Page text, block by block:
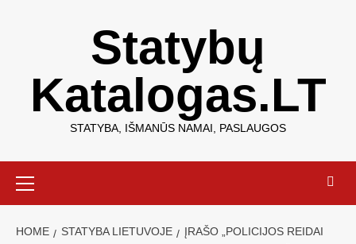
Statybų
Katalogas.LT
STATYBA, IŠMANŪS NAMAI, PASLAUGOS
HOME STATYBA LIETUVOJE
ĮRAŠO „POLICIJOS REIDAI